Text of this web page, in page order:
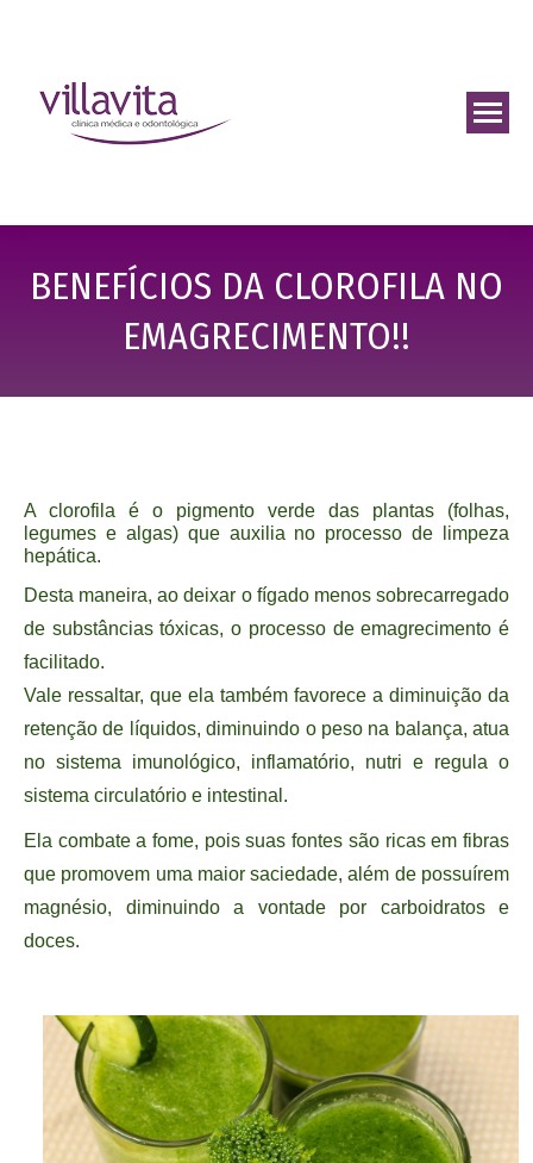
BENEFÍCIOS DA CLOROFILA NO
EMAGRECIMENTO!!
A clorofila é o pigmento verde das plantas (folhas,
legumes e algas) que auxilia no processo de limpeza
hepática.
Desta maneira, ao deixar o fígado menos sobrecarregado
de substâncias tóxicas, o processo de emagrecimento é
facilitado.
Vale ressaltar, que ela também favorece a diminuição da
retenção de líquidos, diminuindo o peso na balança, atua
no sistema imunológico, inflamatório, nutri e regula o
sistema circulatório e intestinal.
Ela combate a fome, pois suas fontes são ricas em fibras
que promovem uma maior saciedade, além de possuírem
magnésio, diminuindo a vontade por carboidratos e
doces.